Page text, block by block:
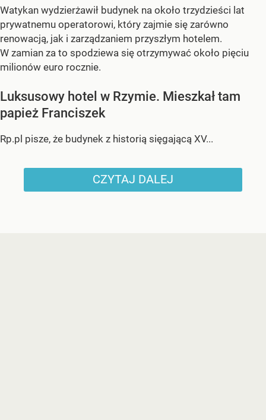
Watykan wydzierżawił budynek na około trzydzieści lat
prywatnemu operatorowi, który zajmie się zarówno
renowacją, jak i zarządzaniem przyszłym hotelem.
W zamian za to spodziewa się otrzymywać około pięciu
milionów euro rocznie.
Luksusowy hotel w Rzymie. Mieszkał tam
papież Franciszek
Rp.pl pisze, że budynek z historią sięgającą XV...
CZYTAJ DALEJ